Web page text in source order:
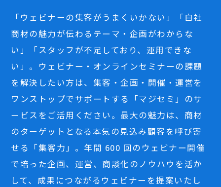
「ウェビナーの集客がうまくいかない」「自社
商材の魅力が伝わるテーマ・企画がわからな
い」「スタッフが不足しており、運用できな
い」。ウェビナー・オンラインセミナーの課題
を解決したい方は、集客・企画・開催・運営を
ワンストップでサポートする「マジセミ」のサ
ービスをご活用ください。最大の魅力は、商材
のターゲットとなる本気の見込み顧客を呼び寄
せる「集客力」。年間 600 回のウェビナー開催
で培った企画、運営、商談化のノウハウを活か
して、成果につながるウェビナーを提案いたし